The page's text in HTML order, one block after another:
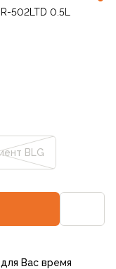
502LTD 0.5L
BLG
Вас время